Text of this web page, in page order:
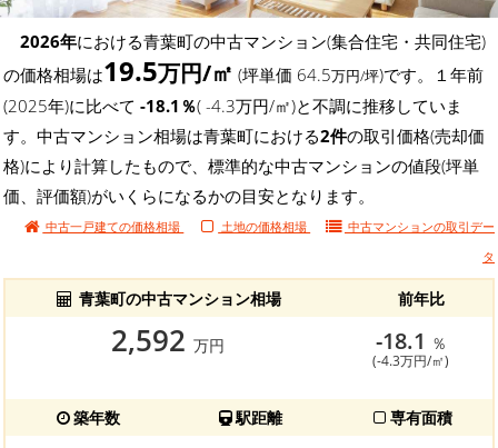
2026年における青葉町の中古マンション(集合住宅・共同住宅)
の価格相場は19.5万円/㎡ (坪単価 64.5万円/坪)です。１年前
(2025年)に比べて -18.1％( -4.3万円/㎡)と不調に推移していま
す。中古マンション相場は青葉町における2件の取引価格(売却価
格)により計算したもので、標準的な中古マンションの値段(坪単
価、評価額)がいくらになるかの目安となります。
中古一戸建ての価格相場 土地の価格相場 中古マンションの取引デー
タ
青葉町の中古マンション相場 前年比
2,592 万円 -18.1 ％
(-4.3万円/㎡)
築年数 駅距離 専有面積